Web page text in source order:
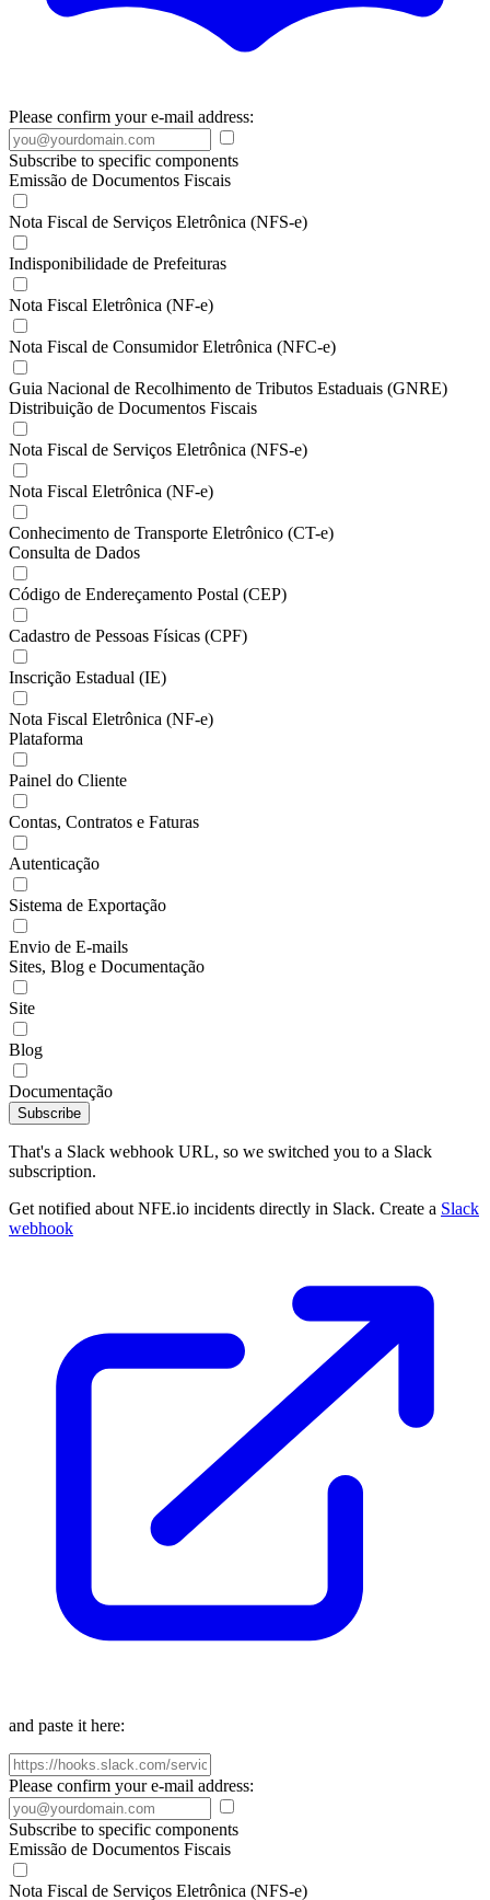
Please confirm your e-mail address:
Subscribe to specific components
Emissão de Documentos Fiscais
Nota Fiscal de Serviços Eletrônica (NFS-e)
Indisponibilidade de Prefeituras
Nota Fiscal Eletrônica (NF-e)
Nota Fiscal de Consumidor Eletrônica (NFC-e)
Guia Nacional de Recolhimento de Tributos Estaduais (GNRE)
Distribuição de Documentos Fiscais
Nota Fiscal de Serviços Eletrônica (NFS-e)
Nota Fiscal Eletrônica (NF-e)
Conhecimento de Transporte Eletrônico (CT-e)
Consulta de Dados
Código de Endereçamento Postal (CEP)
Cadastro de Pessoas Físicas (CPF)
Inscrição Estadual (IE)
Nota Fiscal Eletrônica (NF-e)
Plataforma
Painel do Cliente
Contas, Contratos e Faturas
Autenticação
Sistema de Exportação
Envio de E-mails
Sites, Blog e Documentação
Site
Blog
Documentação
Subscribe
That's a Slack webhook URL, so we switched you to a Slack
subscription.
Get notified about NFE.io incidents directly in Slack. Create a Slack
webhook
and paste it here:
Please confirm your e-mail address:
Subscribe to specific components
Emissão de Documentos Fiscais
Nota Fiscal de Serviços Eletrônica (NFS-e)